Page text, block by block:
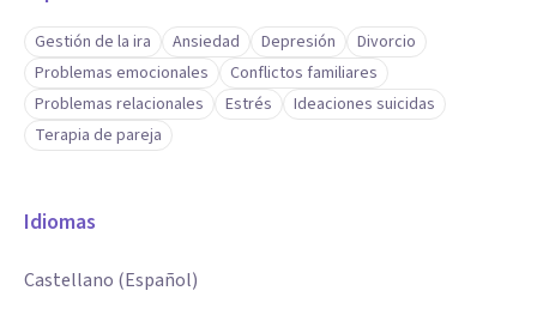
Gestión de la ira Ansiedad Depresión
Divorcio
Problemas emocionales
Conflictos familiares
Problemas relacionales
Estrés
Ideaciones suicidas
Terapia de pareja
Idiomas
Castellano (Español)